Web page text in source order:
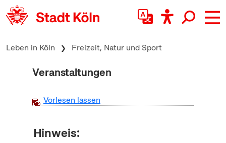
zum Inhalt springen
Leben in Köln Freizeit, Natur und Sport
Veranstaltungen
Vorlesen lassen
Hinweis: